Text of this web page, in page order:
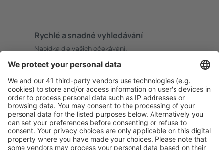
Rychlé a snadné vyhledávání
Nabídka dle vašich očekávání.
Pečlivé plánování
Bezproblémová rezervace s možností bezplatného
zrušení.
S námi ušetříte
Atraktivní ceny a speciální nabídky pro přihlášené
uživatele.